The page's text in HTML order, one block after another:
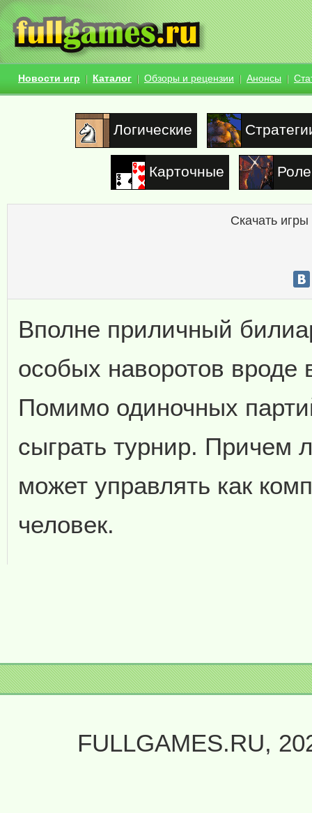
Новости игр Каталог Обзоры и рецензии Анонсы
Логические
Карточные
Скачать
Вполне приличный
особых наворотов
Помимо одиночных
сыграть турнир. Причем
может управлять как
человек.
FULLGAMES.RU,